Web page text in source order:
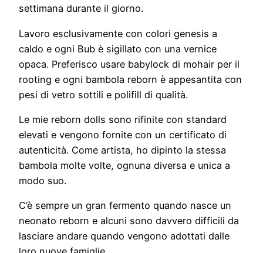
settimana durante il giorno.
Lavoro esclusivamente con colori genesis a
caldo e ogni Bub è sigillato con una vernice
opaca. Preferisco usare babylock di mohair per il
rooting e ogni bambola reborn è appesantita con
pesi di vetro sottili e polifill di qualità.
Le mie reborn dolls sono rifinite con standard
elevati e vengono fornite con un certificato di
autenticità. Come artista, ho dipinto la stessa
bambola molte volte, ognuna diversa e unica a
modo suo.
C’è sempre un gran fermento quando nasce un
neonato reborn e alcuni sono davvero difficili da
lasciare andare quando vengono adottati dalle